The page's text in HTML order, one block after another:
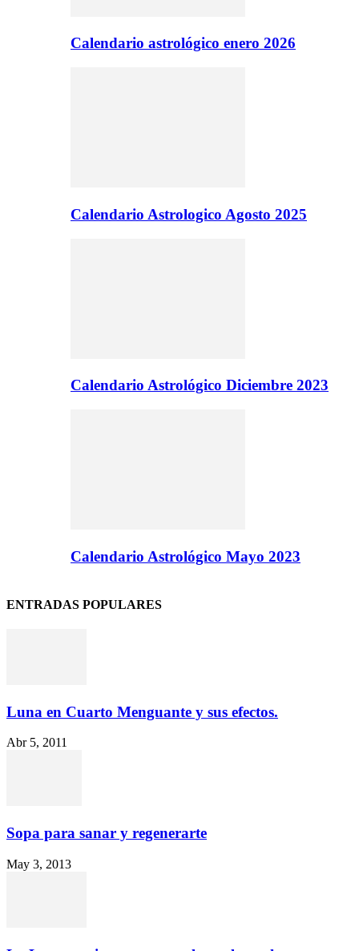
Calendario astrológico enero 2026
Calendario Astrologico Agosto 2025
Calendario Astrológico Diciembre 2023
Calendario Astrológico Mayo 2023
ENTRADAS POPULARES
Luna en Cuarto Menguante y sus efectos.
Abr 5, 2011
Sopa para sanar y regenerarte
May 3, 2013